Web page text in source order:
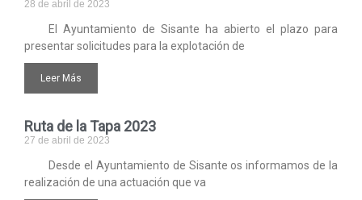
28 de abril de 2023
El Ayuntamiento de Sisante ha abierto el plazo para
presentar solicitudes para la explotación de
Leer Más
Ruta de la Tapa 2023
27 de abril de 2023
Desde el Ayuntamiento de Sisante os informamos de la
realización de una actuación que va